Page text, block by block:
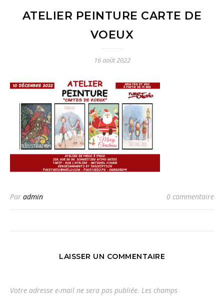
ATELIER PEINTURE CARTE DE
VOEUX
16 août 2022
Par admin 0 commentaire
LAISSER UN COMMENTAIRE
Votre adresse e-mail ne sera pas publiée. Les champs